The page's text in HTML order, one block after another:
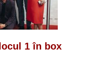
1 în box